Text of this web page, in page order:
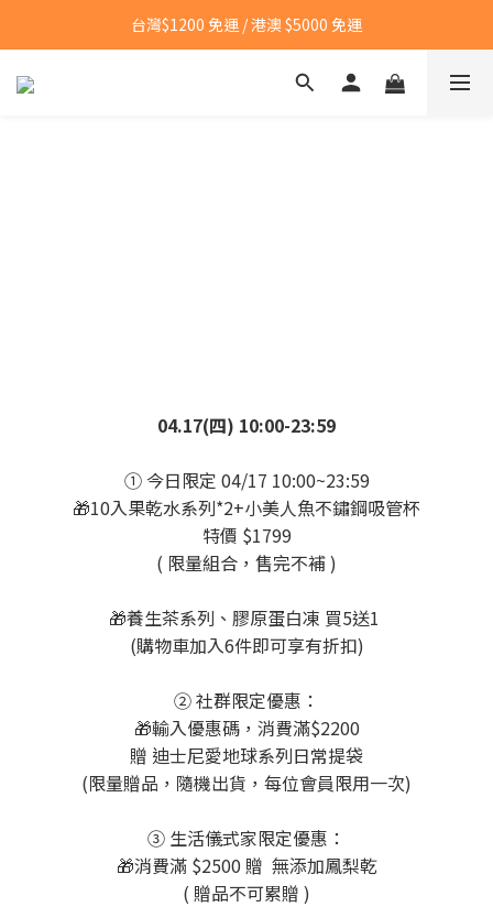
台灣$1200 免運 / 港澳 $5000 免運
台灣$1200 免運 / 港澳 $5000 免運
【點我👉】加入LINE，立即領取首購優惠碼
04.17(四) 10:00-23:59
① 今日限定 04/17 10:00~23:59
🎁10入果乾水系列*2+小美人魚不鏽鋼吸管杯
特價 $1799
( 限量組合，售完不補 )
🎁養生茶系列、膠原蛋白凍 買5送1
(購物車加入6件即可享有折扣)
② 社群限定優惠：
🎁輸入優惠碼，消費滿$2200
贈 迪士尼愛地球系列日常提袋
(限量贈品，隨機出貨，每位會員限用一次)
③ 生活儀式家限定優惠：
🎁消費滿 $2500 贈 無添加鳳梨乾
( 贈品不可累贈 )